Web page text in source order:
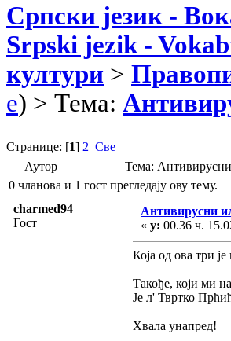
Српски језик -
Srpski jezik -
култури >
e) > Тема:
Странице: [1] 2 Све
Аутор
Тема:
0 чланова и 1 гост прегледају ову тему.
charmed94
Гост
Антивирусни
« у: 00.36 ч.
Која од ова три
Такође, који ми
Је л' Твртко
Хвала унапред!